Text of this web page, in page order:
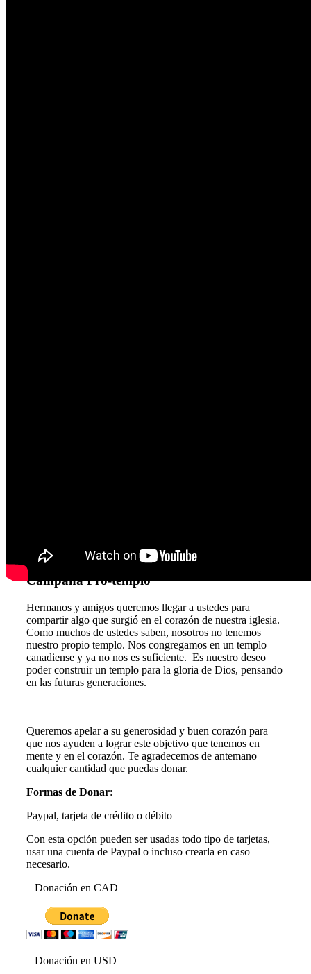
Campaña Pro-templo
Hermanos y amigos queremos llegar a ustedes para
compartir algo que surgió en el corazón de nuestra iglesia.
Como muchos de ustedes saben, nosotros no tenemos
nuestro propio templo. Nos congregamos en un templo
canadiense y ya no nos es suficiente. Es nuestro deseo
poder construir un templo para la gloria de Dios, pensando
en las futuras generaciones.
Queremos apelar a su generosidad y buen corazón para
que nos ayuden a lograr este objetivo que tenemos en
mente y en el corazón. Te agradecemos de antemano
cualquier cantidad que puedas donar.
Formas de Donar:
Paypal, tarjeta de crédito o débito
Con esta opción pueden ser usadas todo tipo de tarjetas,
usar una cuenta de Paypal o incluso crearla en caso
necesario.
– Donación en CAD
– Donación en USD